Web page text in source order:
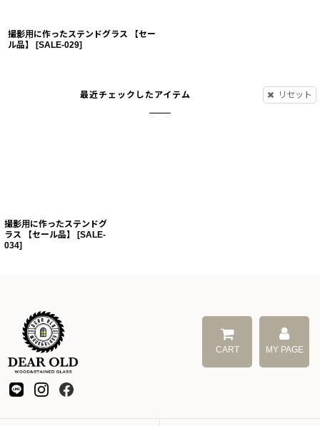
撮影用に作ったステンドグラス 【セー
ル品】
[SALE-029]
最近チェックしたアイテム リセット
撮影用に作ったステンドグ
ラス 【セール品】
[SALE-
034]
CART MY PAGE